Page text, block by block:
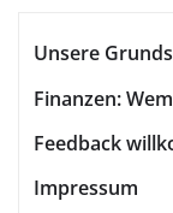
Unsere
Finanzen:
Feedback
Impressum